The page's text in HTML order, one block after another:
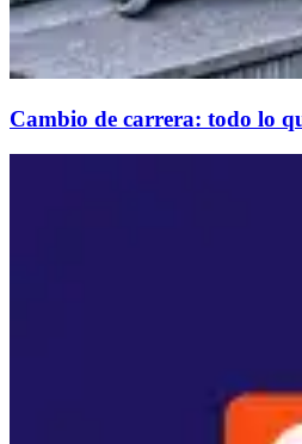
Cambio de carrera: todo lo